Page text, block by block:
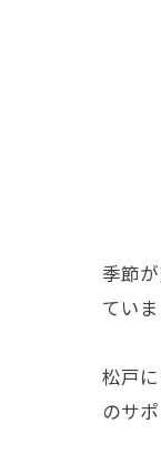
季節
てい
松戸
のサ